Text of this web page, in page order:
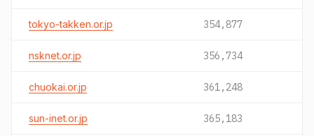
tokyo-takken.or.jp 354,877
nsknet.or.jp 356,734
chuokai.or.jp 361,248
sun-inet.or.jp 365,183